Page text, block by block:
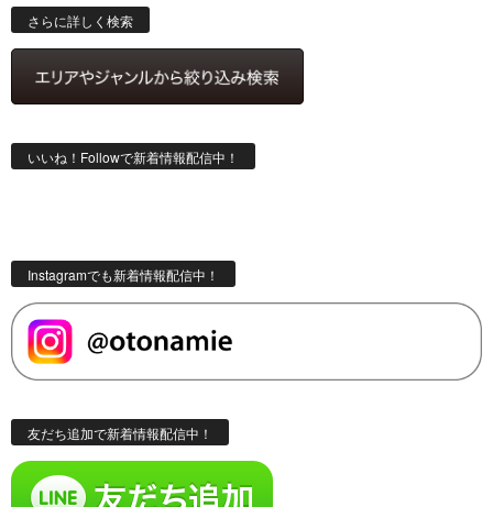
索
さらに詳しく検索
いいね！Followで新着情報配信中！
Instagramでも新着情報配信中！
友だち追加で新着情報配信中！